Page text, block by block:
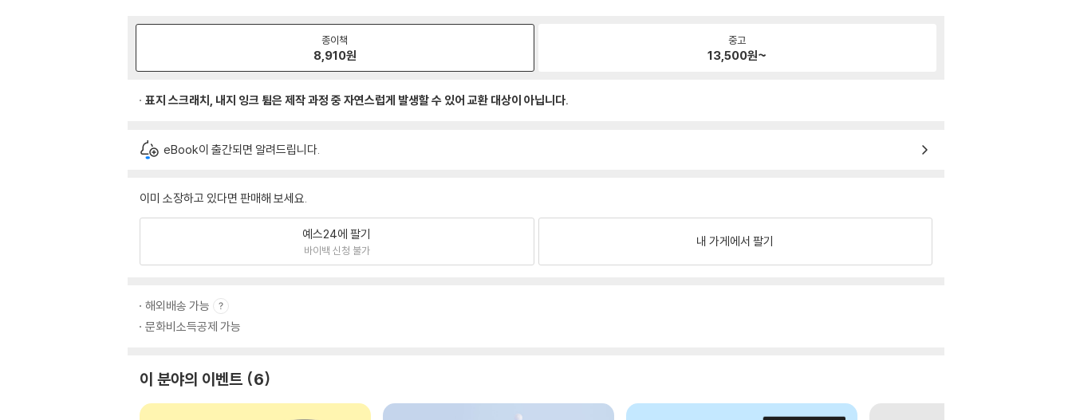
종이책
8,910원
중고
13,500원~
표지 스크래치, 내지 잉크 튐은 제작 과정 중 자연스럽게 발생할 수 있어 교환 대상이 아닙니다.
eBook이 출간되면 알려드립니다.
이미 소장하고 있다면 판매해 보세요.
예스24에 팔기
바이백 신청 불가
내 가게에서 팔기
해외배송 가능
문화비소득공제 가능
이 분야의 이벤트 6